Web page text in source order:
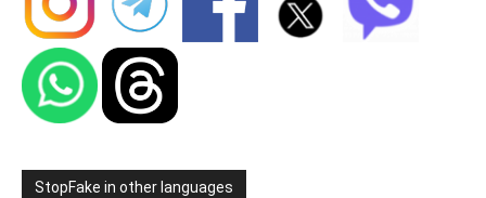
StopFake in other languages